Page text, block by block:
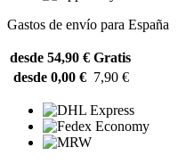
Gastos de envío para España
desde 54,90 € Gratis
desde 0,00 € 7,90 €